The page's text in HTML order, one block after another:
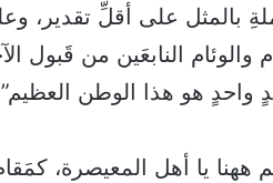
بالمثل على أقلِّ تقدير،
والوئام النابعَين من قَبول
هو هذا الوطن
ههنا يا أهل المعيصرة،